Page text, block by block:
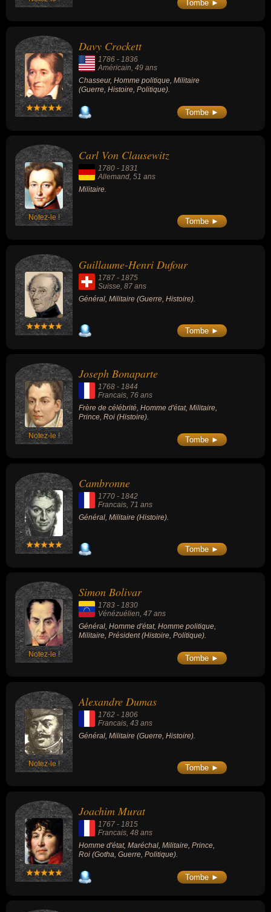
Tombe ►
Davy Crockett
1786 - 1836
Américain , 49 ans
Chasseur, Homme politique, Militaire
(Guerre, Histoire, Politique).
Tombe ►
Notez-le !
Carl Von Clausewitz
1780 - 1831
Allemand, 51 ans
Militaire.
Tombe ►
Guillaume-Henri Dufour
1787 - 1875
Suisse, 87 ans
Général, Militaire (Guerre, Histoire).
Tombe ►
Notez-le !
Joseph Bonaparte
1768 - 1844
Francais, 76 ans
Frère de célébrité, Homme d'état, Militaire,
Prince, Roi (Histoire).
Tombe ►
Cambronne
1770 - 1842
Francais, 71 ans
Général, Militaire (Histoire).
Tombe ►
Notez-le !
Simon Bolivar
1783 - 1830
Vénézuélien, 47 ans
Général, Homme d'état, Homme politique,
Militaire, Président (Histoire, Politique).
Tombe ►
Notez-le !
Alexandre Dumas
1762 - 1806
Francais, 43 ans
Général, Militaire (Guerre, Histoire).
Tombe ►
Joachim Murat
1767 - 1815
Francais , 48 ans
Homme d'état, Maréchal, Militaire, Prince,
Roi (Gotha, Guerre, Politique).
Tombe ►